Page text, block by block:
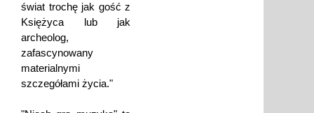
świat trochę jak gość z
Księżyca lub jak
archeolog,
zafascynowany
materialnymi
szczegółami życia."